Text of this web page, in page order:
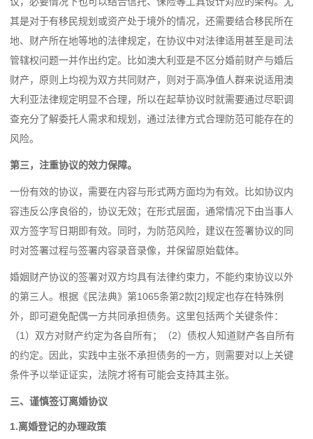
其是对于有移民规划或资产处于境外的情况，还需要结合移民所在
地、财产所在地等地的法律规定，在协议中对法律适用甚至是司法
管辖权问题一并作出约定。比如澳大利亚是不区分婚前财产与婚后
财产，原则上均视为双方共同财产，则对于高净值人群来说适用澳
大利亚法律规定明显不合理，所以在起草协议时就需要通过尽职调
查充分了解委托人需求和规划，通过法律方式合理防范可能存在的
风险。
第三，注重协议的效力保障。
一份有效的协议，需要在内容与形式两方面均为有效。比如协议内
容违反公序良俗的，协议无效；在形式层面，通常情况下由当事人
双方签字写日期即有效。同时，为防范风险，建议在签署协议的同
时对签署过程与签署内容录音录像，并保留原始载体。
婚姻财产协议的签署对双方均具有法律约束力，不能约束协议以外
的第三人。根据《民法典》第1065条第2款[2]规定也存在特殊例
外，即可避免配偶一方共同承担债务。这里包括两个关键条件：
（1）双方对财产约定为各自所有；（2）债权人知道财产各自所有
的约定。因此，实践中主张不承担债务的一方，则需要对以上关键
条件予以举证证实，法院才将有可能会支持其主张。
三、谨慎签订离婚协议
1.离婚登记的办理政策